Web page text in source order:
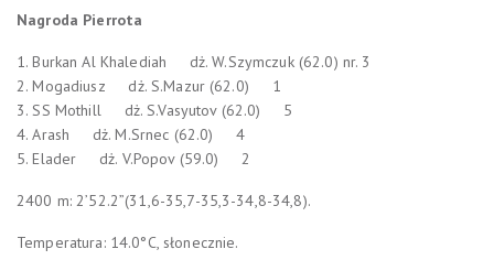
Nagroda Pierrota
1. Burkan Al Khalediah dż. W.Szymczuk (62.0) nr. 3
2. Mogadiusz dż. S.Mazur (62.0) 1
3. SS Mothill dż. S.Vasyutov (62.0) 5
4. Arash dż. M.Srnec (62.0) 4
5. Elader dż. V.Popov (59.0) 2
2400 m: 2’52.2”(31,6-35,7-35,3-34,8-34,8).
Temperatura: 14.0°C, słonecznie.